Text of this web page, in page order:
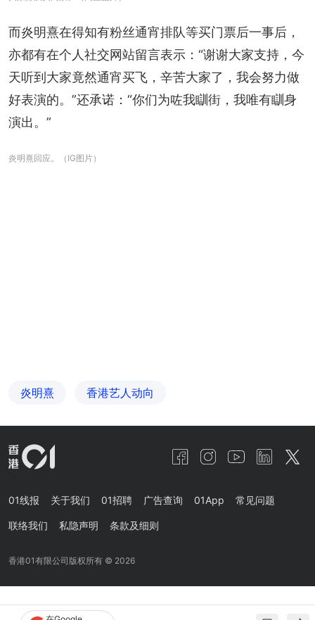
而炎明熹在得知有粉丝通宵排队等买门票后一事后，
亦都有在个人社交网站留言表示：“谢谢大家支持，今
天听到大家竟然通宵买飞，辛苦大家了，我会努力做
好表演的。”还承诺：“你们为咗我瞓街，我唯有瞓身
演出。”
炎明熹回应。（IG图片）
炎明熹 香港艺人动向
01线报 关于我们 01招聘 广告查询 01App 常见问题
联络我们 私隐声明 条款及细则
香港01有限公司版权所有 © 2026